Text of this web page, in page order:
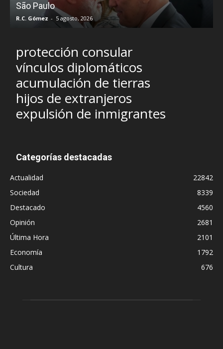
São Paulo
R.C. Gómez - 5 agosto, 2026
protección consular
vínculos diplomáticos
acumulación de tierras
hijos de extranjeros
expulsión de inmigrantes
Categorías destacadas
Actualidad
22842
Sociedad
8339
Destacado
4560
Opinión
2681
Última Hora
2101
Economía
1792
Cultura
676